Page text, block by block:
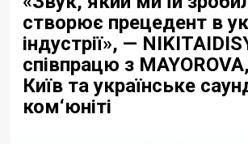
створює прецедент в
індустрії», —
співпрацю з
Київ та українське
ком‘юніті